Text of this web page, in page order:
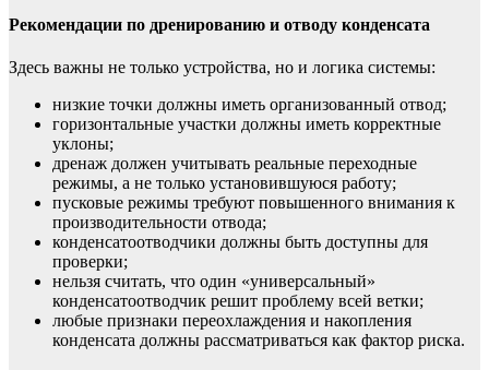
Рекомендации по дренированию и отводу конденсата
Здесь важны не только устройства, но и логика системы:
низкие точки должны иметь организованный отвод;
горизонтальные участки должны иметь корректные
уклоны;
дренаж должен учитывать реальные переходные
режимы, а не только установившуюся работу;
пусковые режимы требуют повышенного внимания к
производительности отвода;
конденсатоотводчики должны быть доступны для
проверки;
нельзя считать, что один «универсальный»
конденсатоотводчик решит проблему всей ветки;
любые признаки переохлаждения и накопления
конденсата должны рассматриваться как фактор риска.